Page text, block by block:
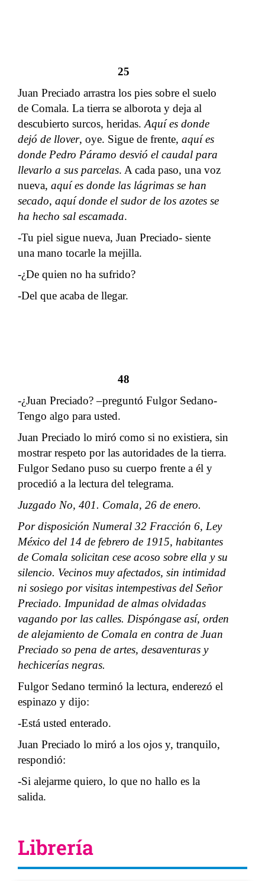
25
Juan Preciado arrastra los pies sobre el suelo
de Comala. La tierra se alborota y deja al
descubierto surcos, heridas. Aquí es donde
dejó de llover, oye. Sigue de frente, aquí es
donde Pedro Páramo desvió el caudal para
llevarlo a sus parcelas. A cada paso, una voz
nueva, aquí es donde las lágrimas se han
secado, aquí donde el sudor de los azotes se
ha hecho sal escamada.
-Tu piel sigue nueva, Juan Preciado- siente
una mano tocarle la mejilla.
-¿De quien no ha sufrido?
-Del que acaba de llegar.
48
-¿Juan Preciado? –preguntó Fulgor Sedano-
Tengo algo para usted.
Juan Preciado lo miró como si no existiera, sin
mostrar respeto por las autoridades de la tierra.
Fulgor Sedano puso su cuerpo frente a él y
procedió a la lectura del telegrama.
Juzgado No, 401. Comala, 26 de enero.
Por disposición Numeral 32 Fracción 6, Ley
México del 14 de febrero de 1915, habitantes
de Comala solicitan cese acoso sobre ella y su
silencio. Vecinos muy afectados, sin intimidad
ni sosiego por visitas intempestivas del Señor
Preciado. Impunidad de almas olvidadas
vagando por las calles. Dispóngase así, orden
de alejamiento de Comala en contra de Juan
Preciado so pena de artes, desaventuras y
hechicerías negras.
Fulgor Sedano terminó la lectura, enderezó el
espinazo y dijo:
-Está usted enterado.
Juan Preciado lo miró a los ojos y, tranquilo,
respondió:
-Si alejarme quiero, lo que no hallo es la
salida.
Librería